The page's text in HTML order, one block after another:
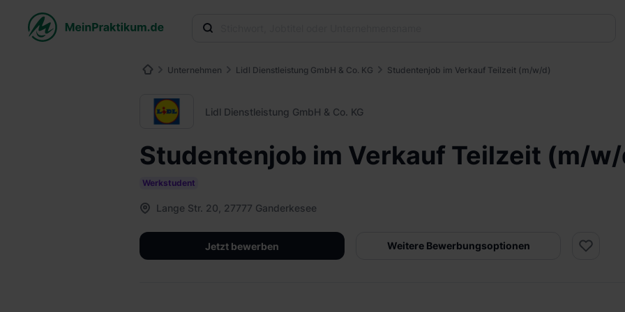
Unternehmen Lidl Dienstleistung GmbH & Co. KG Studentenjob im Verkauf Teilzeit (m/w/d)
Lidl Dienstleistung GmbH & Co. KG
Studentenjob im Verkauf Teilzeit (m/
Werkstudent
Lange Str. 20, 27777 Ganderkesee
Jetzt bewerben Weitere Bewerbungsoptionen